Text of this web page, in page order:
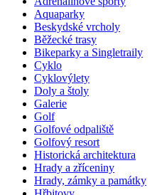
Aquaparky
Beskydské vrcholy
Běžecké trasy
Bikeparky a Singletraily
Cyklo
Cyklovýlety
Doly a štoly
Galerie
Golf
Golfové odpaliště
Golfový resort
Historická architektura
Hrady a zříceniny
Hrady, zámky a památky